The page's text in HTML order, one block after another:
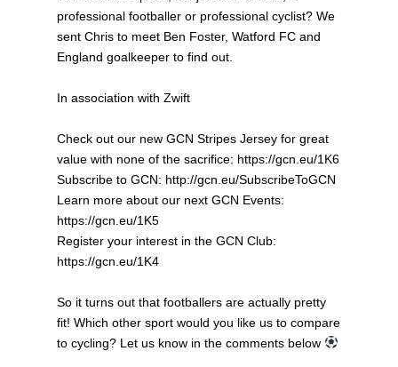
professional footballer or professional cyclist? We
sent Chris to meet Ben Foster, Watford FC and
England goalkeeper to find out.
In association with Zwift
Check out our new GCN Stripes Jersey for great
value with none of the sacrifice: https://gcn.eu/1K6
Subscribe to GCN: http://gcn.eu/SubscribeToGCN
Learn more about our next GCN Events:
https://gcn.eu/1K5
Register your interest in the GCN Club:
https://gcn.eu/1K4
So it turns out that footballers are actually pretty
fit! Which other sport would you like us to compare
to cycling? Let us know in the comments below